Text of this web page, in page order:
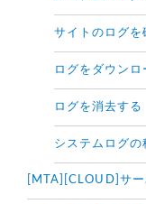
サイトのログを
ログをダウンロ
ログを消去する
システムログの
[MTA][CLOUD]サ